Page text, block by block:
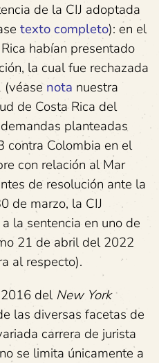
de la CIJ adoptada
texto completo): en el
habían presentado
la cual fue rechazada
(véase nota nuestra
de Costa Rica del
planteadas
contra Colombia en el
con relación al Mar
de resolución ante la
de marzo, la CIJ
la sentencia en uno de
21 de abril del 2022
al respecto).
delNew York
las diversas facetas de
carrera de jurista
se limita únicamente a